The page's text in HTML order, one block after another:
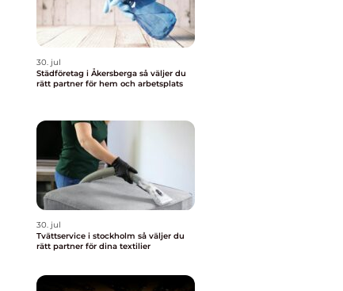
30. jul
Städföretag i Åkersberga så väljer du
rätt partner för hem och arbetsplats
30. jul
Tvättservice i stockholm så väljer du
rätt partner för dina textilier